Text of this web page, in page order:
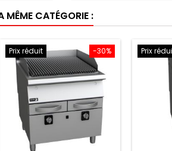
MÊME CATÉGORIE :
-30%
Prix réduit Prix